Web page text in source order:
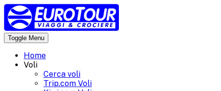
Skip
to
content
Eurotour Viaggi
Il mondo in grande stile!
Toggle Menu
Home
Voli
Cerca voli
Trip.com Voli